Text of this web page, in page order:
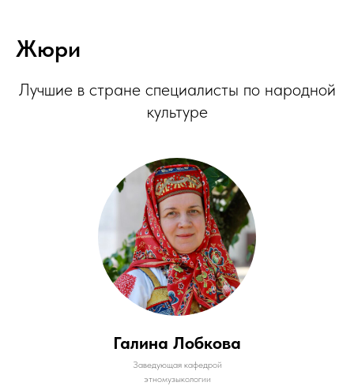
Жюри
Лучшие в стране специалисты по народной
культуре
Галина Лобкова
Заведующая кафедрой
этномузыкологии